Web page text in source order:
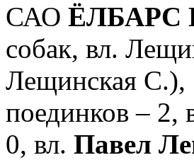
САО ЁЛБАРС
собак, вл.
Лещинская С.),
поединков – 2,
0, вл. Павел